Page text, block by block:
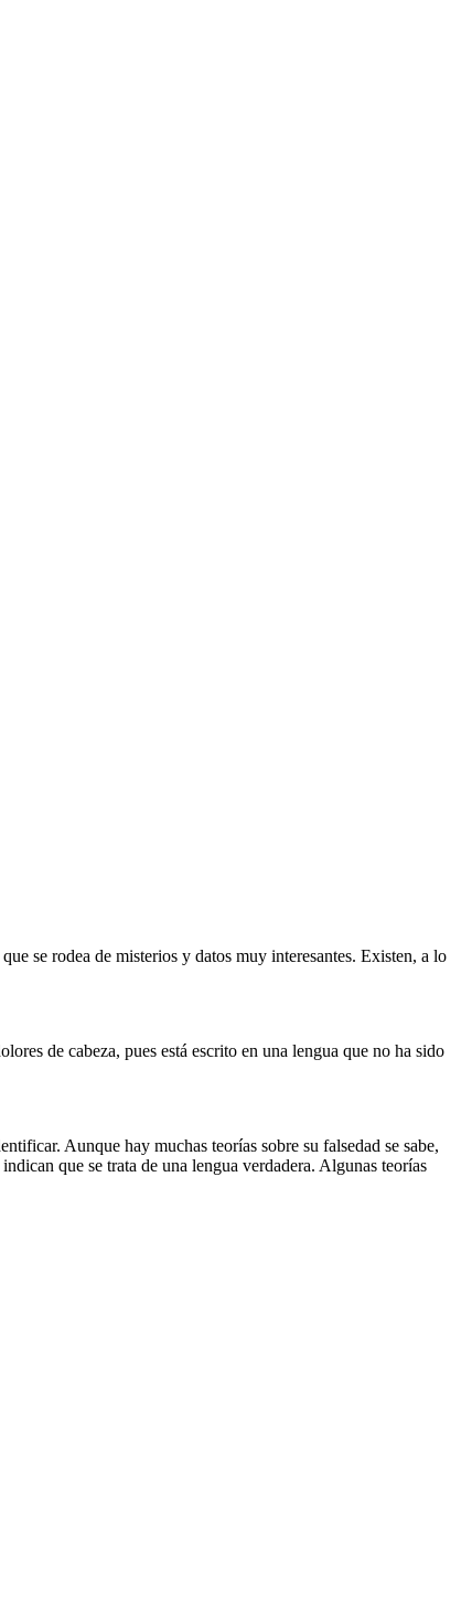
se rodea de misterios y datos muy interesantes. Existen, a lo
de cabeza, pues está escrito en una lengua que no ha sido
Aunque hay muchas teorías sobre su falsedad se sabe,
que se trata de una lengua verdadera. Algunas teorías